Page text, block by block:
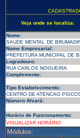
Veja onde se localiza:
Nome:
SAUDE MENTAL DE
Nome Empresarial:
PREFEITURA MUNICIPAL DE
Logradouro:
RUA CARLOS NOGUEIRA
Complemento:
Tipo Estabelecimento:
CENTRO DE ATENCAO
Número Alvará:
Horário de Funcionamento:
VISUALIZAR HORÁRIO
Módulos: